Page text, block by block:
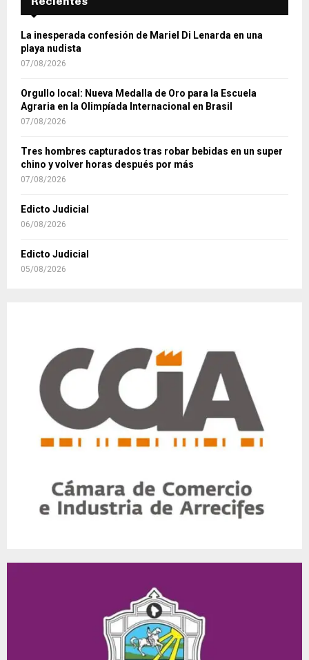
La inesperada confesión de Mariel Di Lenarda en una
playa nudista
07/08/2026
Orgullo local: Nueva Medalla de Oro para la Escuela
Agraria en la Olimpíada Internacional en Brasil
07/08/2026
Tres hombres capturados tras robar bebidas en un super
chino y volver horas después por más
07/08/2026
Edicto Judicial
06/08/2026
Edicto Judicial
05/08/2026